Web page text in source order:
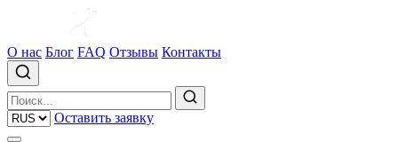
О нас Блог FAQ Отзывы Контакты
Оставить заявку